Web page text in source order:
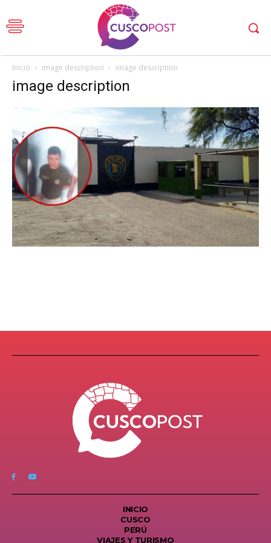
Inicio image description image description
image description
INICIO
CUSCO
PERÚ
VIAJES Y TURISMO